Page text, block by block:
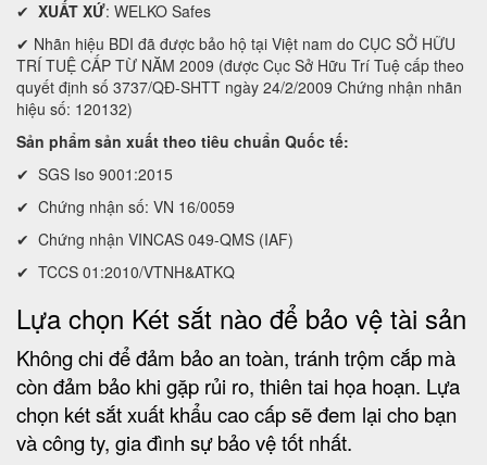
✔ XUẤT XỨ: WELKO Safes
✔ Nhãn hiệu BDI đã được bảo hộ tại Việt nam do CỤC SỞ HỮU
TRÍ TUỆ CẤP TỪ NĂM 2009 (được Cục Sở Hữu Trí Tuệ cấp theo
quyết định số 3737/QĐ-SHTT ngày 24/2/2009 Chứng nhận nhãn
hiệu số: 120132)
Sản phẩm sản xuất theo tiêu chuẩn Quốc tế:
✔ SGS Iso 9001:2015
✔ Chứng nhận số: VN 16/0059
✔ Chứng nhận VINCAS 049-QMS (IAF)
✔ TCCS 01:2010/VTNH&ATKQ
Lựa chọn Két sắt nào để bảo vệ tài sản
Không chi để đảm bảo an toàn, tránh trộm cắp mà
còn đảm bảo khi gặp rủi ro, thiên tai họa hoạn. Lựa
chọn két sắt xuất khẩu cao cấp sẽ đem lại cho bạn
và công ty, gia đình sự bảo vệ tốt nhất.